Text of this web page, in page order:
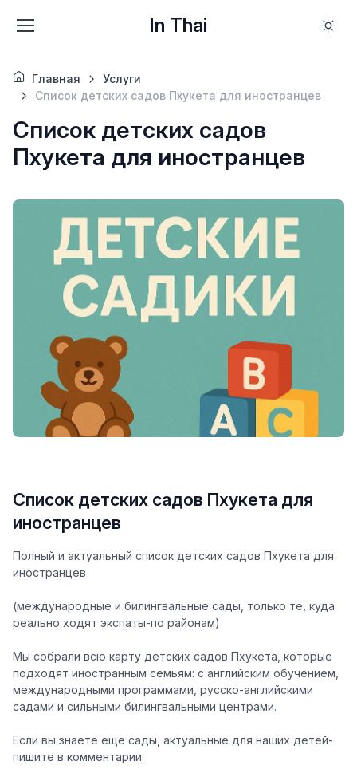
In Thai
Главная
Услуги
Список детских садов Пхукета для иностранцев
Список детских садов
Пхукета для иностранцев
Список детских садов Пхукета для
иностранцев
Полный и актуальный список детских садов Пхукета для
иностранцев
(международные и билингвальные сады, только те, куда
реально ходят экспаты-по районам)
Мы собрали всю карту детских садов Пхукета , которые
подходят иностранным семьям: с английским обучением,
международными программами, русско-английскими
садами и сильными билингвальными центрами.
Если вы знаете еще сады, актуальные для наших детей-
пишите в комментарии.